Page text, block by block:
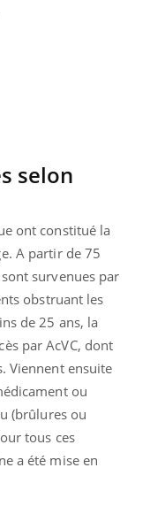
selon
ont constitué la
A partir de 75
survenues par
obstruant les
de 25 ans, la
par AcVC, dont
Viennent ensuite
ou
(brûlures ou
tous ces
a été mise en